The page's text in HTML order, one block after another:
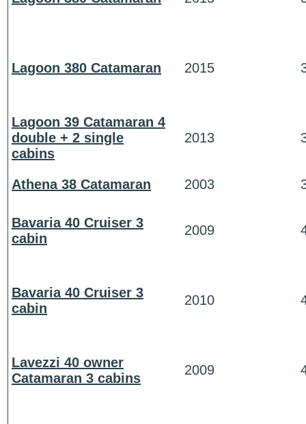
Lagoon 380 Catamaran 2015
Lagoon 39 Catamaran 4
double + 2 single
cabins
2013
Athena 38 Catamaran 2003
Bavaria 40 Cruiser 3
cabin
2009
Bavaria 40 Cruiser 3
cabin
2010
Lavezzi 40 owner
Catamaran 3 cabins
2009